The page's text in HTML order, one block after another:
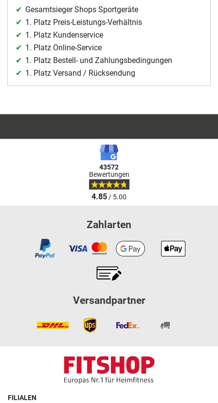
Gesamtsieger Shops Sportgeräte
1. Platz Preis-Leistungs-Verhältnis
1. Platz Kundenservice
1. Platz Online-Service
1. Platz Bestell- und Zahlungsbedingungen
1. Platz Versand / Rücksendung
43572
Bewertungen
4.85/ 5.00
Zahlarten
Versandpartner
FILIALEN